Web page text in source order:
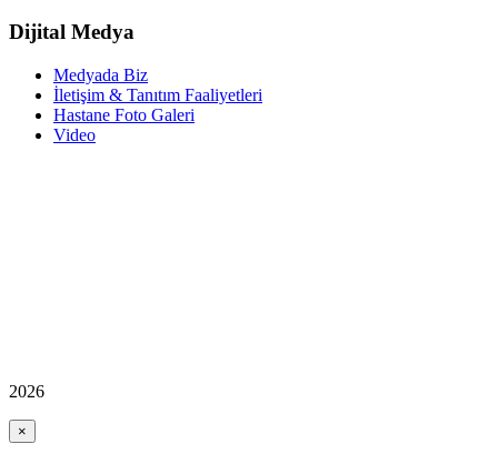
Dijital Medya
Medyada Biz
İletişim & Tanıtım Faaliyetleri
Hastane Foto Galeri
Video
2026
×